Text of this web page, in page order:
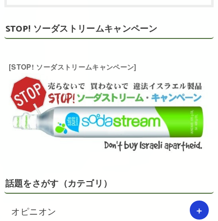
STOP! ソーダストリームキャンペーン
[STOP! ソーダストリームキャンペーン]
話題をさがす（カテゴリ）
オピニオン